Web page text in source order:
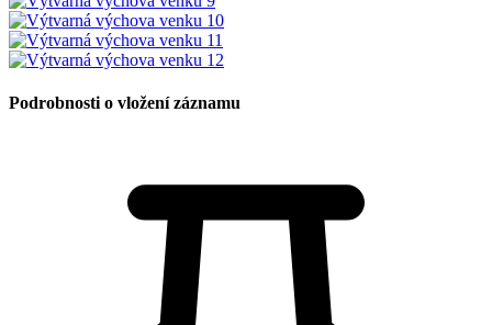
Podrobnosti o vložení záznamu